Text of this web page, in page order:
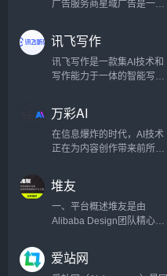
员都能掌握数字化时代的核
心竞争力。我们...
够为用户提供精准的思维辅
助，更能在工作和生活中“交
付成果”，实现从“想”到“做”
GAIA基准测试中取得了
SOT...
广告服务商星域广告是一家
企业提供精准、高效、价值
最大化的户外广告投放解决
方案，专注于为客户提供城
升价值，助力品牌传播强势
曝光和深度影响力，加深消
费者记忆感知，强化品牌形
务商。 专业团队，用心服务
核心区位，助力品牌强势曝
光 优质...
讯飞写作
讯飞写作是一款集AI技术和
写作能力于一体的智能写作
创作质量。无论是日常办公
文档、创意写作、内容编
辑，还是专业报告、会议纪
方案。核心功能AI对话写作
讯飞写作支持与用户进行智
能对话，帮助快速生成各类
单指令，AI就能根据需求自
万彩AI
在信息爆炸的时代，AI技术
正在为内容创作带来前所未
集，正是应对这一时代挑战
而生。它不仅提供AI智能写
作支持，还将AI换脸、照片
者提供了更为广阔的创作空
堆友
一、平台概述堆友是由
Alibaba Design团队精心打
质、效率、技能、成就、收
爱站网